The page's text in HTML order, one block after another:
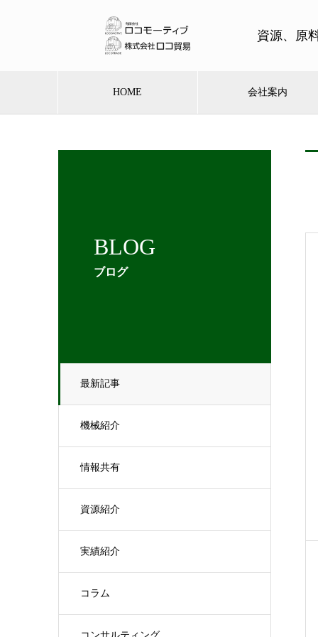
資源、原
HOME 会社案内
BLOG
ブログ
最新記事
機械紹介
情報共有
資源紹介
実績紹介
コラム